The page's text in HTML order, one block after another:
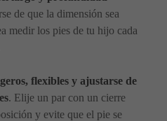
de que la dimensión sea
medir los pies de tu hijo cada
flexibles y ajustarse de
. Elije un par con un cierre
y evite que el pie se